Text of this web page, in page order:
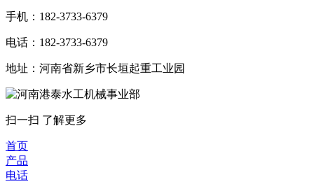
手机：182-3733-6379
电话：182-3733-6379
地址：河南省新乡市长垣起重工业园
扫一扫 了解更多
首页
产品
电话